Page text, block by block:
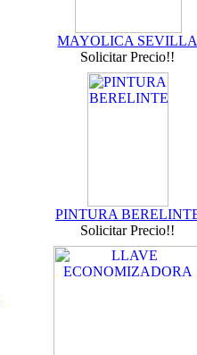
MAYOLICA
Solicitar Precio!!
PINTURA
Solicitar Precio!!